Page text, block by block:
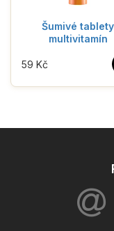
Šumivé tablety
multivitamín
59 Kč